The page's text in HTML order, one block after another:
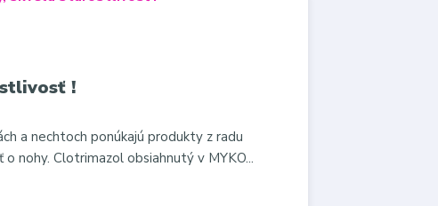
!
a nechtoch ponúkajú produkty z radu
nohy. Clotrimazol obsiahnutý v MYKO...